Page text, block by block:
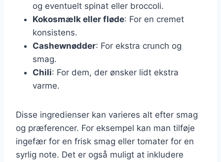
og eventuelt spinat eller broccoli.
Kokosmælk eller fløde: For en cremet
konsistens.
Cashewnødder: For ekstra crunch og
smag.
Chili: For dem, der ønsker lidt ekstra
varme.
Disse ingredienser kan varieres alt efter smag
og præferencer. For eksempel kan man tilføje
ingefær for en frisk smag eller tomater for en
syrlig note. Det er også muligt at inkludere